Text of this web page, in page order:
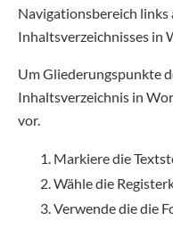
Navigationsbereich
Inhaltsverzeichnisses in
Um Gliederungspunkte
Inhaltsverzeichnis in
vor.
Markiere die
Wähle die
Verwende die die